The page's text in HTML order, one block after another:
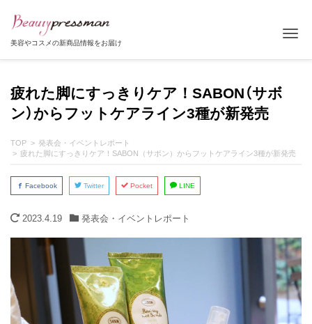
美容やコスメの新商品情報をお届け
疲れた脚にすっきりケア！SABON（サボ
ン）からフットケアライン3種が新発売
TOP
発表会・イベントレポート
疲れた脚にすっきりケア！SABON（サボン）からフットケアライン3種が新発売
Facebook Twitter Pocket LINE
2023.4.19 発表会・イベントレポート